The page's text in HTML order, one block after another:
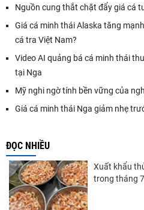
Nguồn cung thắt chặt đẩy giá cá
Giá cá minh thái Alaska tăng
cá tra Việt Nam?
Video AI quảng bá cá minh thái
tại Nga
Mỹ nghi ngờ tính bền vững của
Giá cá minh thái Nga giảm nhẹ
ĐỌC NHIỀU
Xuất khẩu
trong tháng